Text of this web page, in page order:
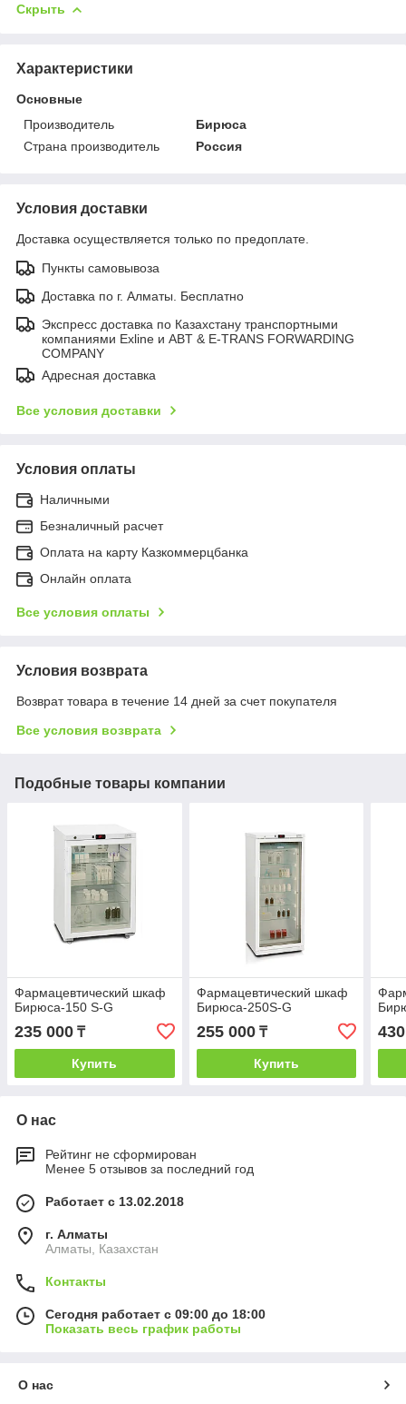
Скрыть
Характеристики
Основные
Производитель
Бирюса
Страна производитель
Россия
Условия доставки
Доставка осуществляется только по предоплате.
Пункты самовывоза
Доставка по г. Алматы. Бесплатно
Экспресс доставка по Казахстану транспортными
компаниями Exline и ABT & E-TRANS FORWARDING
COMPANY
Адресная доставка
Все условия доставки
Условия оплаты
Наличными
Безналичный расчет
Оплата на карту Казкоммерцбанка
Онлайн оплата
Все условия оплаты
Условия возврата
Возврат товара в течение 14 дней за счет покупателя
Все условия возврата
Подобные товары компании
Фармацевтический шкаф
Бирюса-150 S-G
235 000 ₸
Купить
Фармацевтический шкаф
Бирюса-250S-G
255 000₸
Купить
О нас
Рейтинг не сформирован
Менее 5 отзывов за последний год
Работает с 13.02.2018
г. Алматы
Алматы, Казахстан
Контакты
Сегодня работает с 09:00 до 18:00
Показать весь график работы
О нас